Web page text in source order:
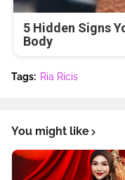
5 Hidden Signs
Body
Tags: Ria Ricis
You might like